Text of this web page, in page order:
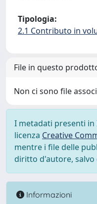
Tipologia:
2.1 Contributo in
File in questo
Non ci sono file
I metadati presenti in
licenza Creative
mentre i file delle
diritto d'autore, salvo
Informazioni